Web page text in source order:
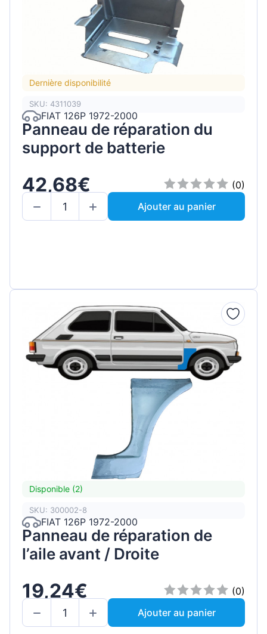
Dernière disponibilité
SKU: 4311039
FIAT 126P 1972-2000
Panneau de réparation du
support de batterie
42,68€
(0)
Ajouter au panier
Disponible (2)
SKU: 300002-8
FIAT 126P 1972-2000
Panneau de réparation de
l’aile avant / Droite
19,24€
(0)
Ajouter au panier